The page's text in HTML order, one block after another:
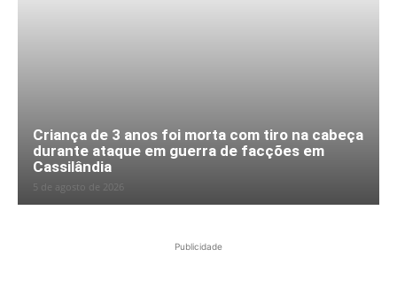
Criança de 3 anos foi morta com tiro na cabeça
durante ataque em guerra de facções em
Cassilândia
5 de agosto de 2026
Publicidade